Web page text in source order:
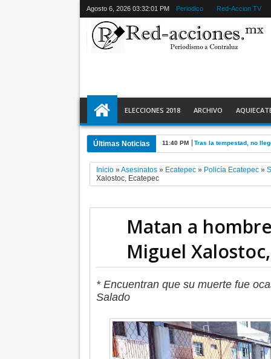
Agosto 6, 2026 03:32:02 PM Periodico Red-Accion TV
ELECCIONES 2018 ARCHIVO
Últimas Noticias 9:59 PM El 9 de agosto inicia
Inicio»Asesinatos» Ecatepec» Policía Ecatepec»
Xalostoc, Ecatepec
Matan a
Miguel
* Encuentran que su muerte fue
Salado